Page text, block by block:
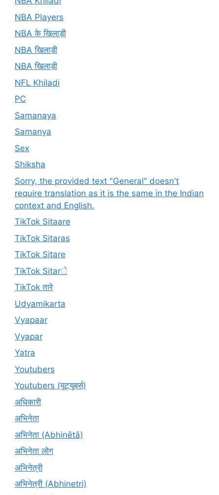
NBA Players
NBA के खिलाड़ी
NBA खिलाड़ी
NBA खिलाड़ी
NFL Khiladi
PC
Samanaya
Samanya
Sex
Shiksha
Sorry, the provided text "General" doesn't
require translation as it is the same in the Indian
context and English.
TikTok Sitaare
TikTok Sitaras
TikTok Sitare
TikTok Sitarे
TikTok तारे
Udyamikarta
Vyapaar
Vyapar
Yatra
Youtubers
Youtubers (यूट्यूबर्स)
अधिकारी
अभिनेता
अभिनेता (Abhinētā)
अभिनेता लोग
अभिनेत्री
अभिनेत्री (Abhinetri)